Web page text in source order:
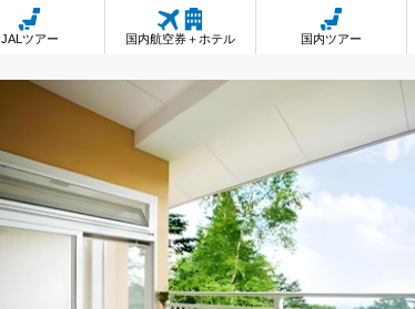
JALツアー 国内航空券＋ホテル 国内ツアー